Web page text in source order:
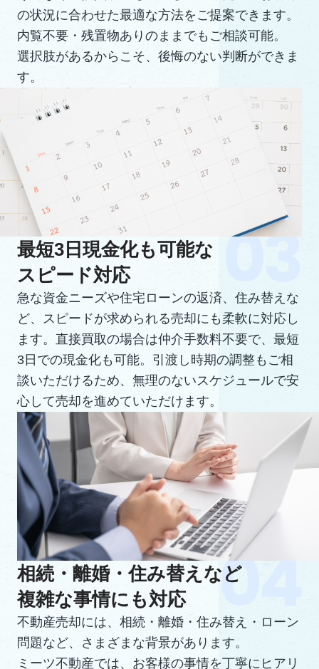
の状況に合わせた最適な方法をご提案できます。
内覧不要・残置物ありのままでもご相談可能。
選択肢があるからこそ、後悔のない判断ができま
す。
最短3日現金化も可能な
スピード対応
急な資金ニーズや住宅ローンの返済、住み替えな
ど、スピードが求められる売却にも柔軟に対応し
ます。直接買取の場合は仲介手数料不要で、最短
3日での現金化も可能。引渡し時期の調整もご相
談いただけるため、無理のないスケジュールで安
心して売却を進めていただけます。
相続・離婚・住み替えなど
複雑な事情にも対応
不動産売却には、相続・離婚・住み替え・ローン
問題など、さまざまな背景があります。
ミーツ不動産では、お客様の事情を丁寧にヒアリ